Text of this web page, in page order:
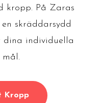
kropp. På Zaras
skräddarsydd
dina individuella
mål.
Kropp